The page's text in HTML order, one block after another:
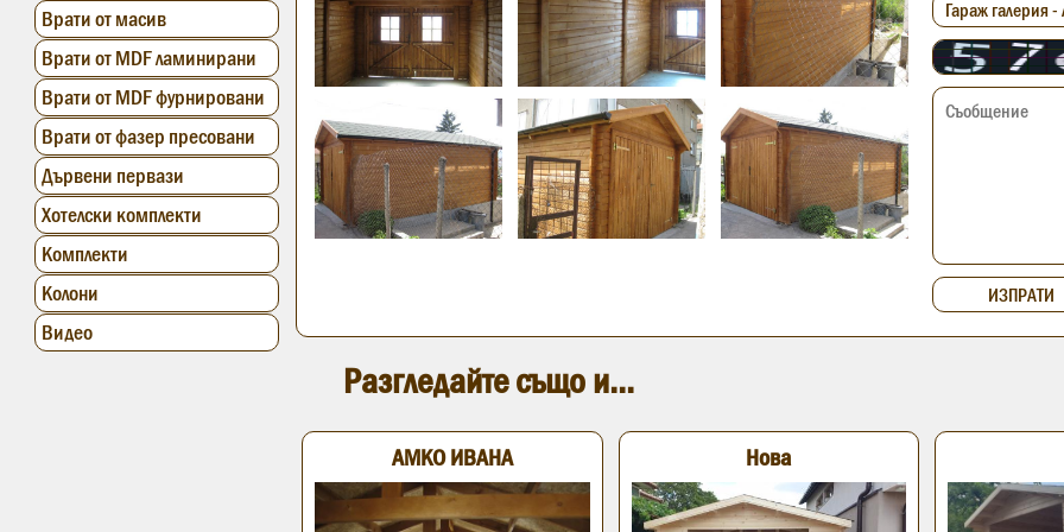
Врати от масив
Врати от MDF ламинирани
Врати от MDF фурнировани
Врати от фазер пресовани
Дървени первази
Хотелски комплекти
Комплекти
Колони
Видео
Разгледайте също и...
АМКО ИВАНА Нова